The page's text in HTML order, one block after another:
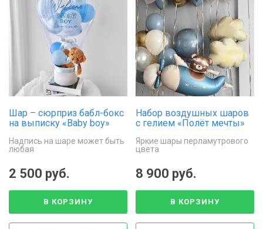
Шар – сюрприз бабл-бокс
на выписку «Вaby boy»
Надпись на шаре может быть
любая
2 500 руб.
В КОРЗИНУ
Набор воздушных шаров
с гелием «Полёт мечты»
Яркие шары перламутрового
цвета
8 900 руб.
В КОРЗИНУ